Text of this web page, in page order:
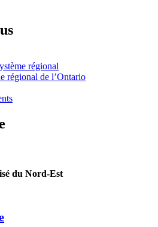
régional
régional de l’Ontario
du Nord-Est